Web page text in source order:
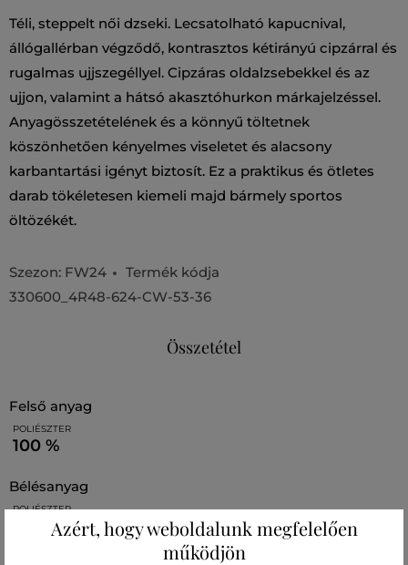
Téli, steppelt női dzseki. Lecsatolható kapucnival,
állógallérban végződő, kontrasztos kétirányú cipzárral és
rugalmas ujjszegéllyel. Cipzáras oldalzsebekkel és az
ujjon, valamint a hátsó akasztóhurkon márkajelzéssel.
Anyagösszetételének és a könnyű töltetnek
köszönhetően kényelmes viseletet és alacsony
karbantartási igényt biztosít. Ez a praktikus és ötletes
darab tökéletesen kiemeli majd bármely sportos
öltözékét.
Szezon: FW24
Termék kódja
330600_4R48-624-CW-53-36
Összetétel
felső anyag
POLIÉSZTER
100 %
bélésanyag
POLIÉSZTER
100 %Azért, hogy weboldalunk megfelelően
működjön